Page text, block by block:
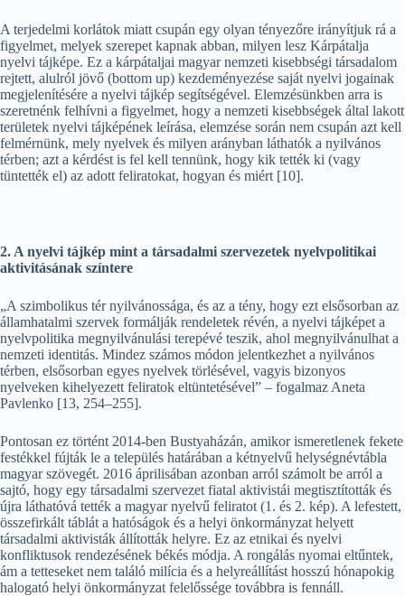
A terjedelmi korlátok miatt csupán egy olyan tényezőre irányítjuk rá a
figyelmet, melyek szerepet kapnak abban, milyen lesz Kárpátalja
nyelvi tájképe. Ez a kárpátaljai magyar nemzeti kisebbségi társadalom
rejtett, alulról jövő (bottom up) kezdeményezése saját nyelvi jogainak
megjelenítésére a nyelvi tájkép segítségével. Elemzésünkben arra is
szeretnénk felhívni a figyelmet, hogy a nemzeti kisebbségek által lakott
területek nyelvi tájképének leírása, elemzése során nem csupán azt kell
felmérnünk, mely nyelvek és milyen arányban láthatók a nyilvános
térben; azt a kérdést is fel kell tennünk, hogy kik tették ki (vagy
tüntették el) az adott feliratokat, hogyan és miért [10].
2. A nyelvi tájkép mint a társadalmi szervezetek nyelvpolitikai
aktivitásának színtere
„A szimbolikus tér nyilvánossága, és az a tény, hogy ezt elsősorban az
államhatalmi szervek formálják rendeletek révén, a nyelvi tájképet a
nyelvpolitika megnyilvánulási terepévé teszik, ahol megnyilvánulhat a
nemzeti identitás. Mindez számos módon jelentkezhet a nyilvános
térben, elsősorban egyes nyelvek törlésével, vagyis bizonyos
nyelveken kihelyezett feliratok eltüntetésével” – fogalmaz Aneta
Pavlenko [13, 254–255].
Pontosan ez történt 2014-ben Bustyaházán, amikor ismeretlenek fekete
festékkel fújták le a település határában a kétnyelvű helységnévtábla
magyar szövegét. 2016 áprilisában azonban arról számolt be arról a
sajtó, hogy egy társadalmi szervezet fiatal aktivistái megtisztították és
újra láthatóvá tették a magyar nyelvű feliratot (1. és 2. kép). A lefestett,
összefirkált táblát a hatóságok és a helyi önkormányzat helyett
társadalmi aktivisták állították helyre. Ez az etnikai és nyelvi
konfliktusok rendezésének békés módja. A rongálás nyomai eltűntek,
ám a tetteseket nem találó milícia és a helyreállítást hosszú hónapokig
halogató helyi önkormányzat felelőssége továbbra is fennáll.